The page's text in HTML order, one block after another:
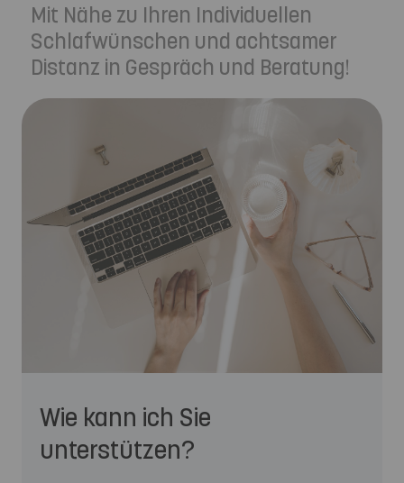
Mit Nähe zu Ihren Individuellen
Schlafwünschen und achtsamer
Distanz in Gespräch und Beratung!
Wie kann ich Sie
unterstützen?